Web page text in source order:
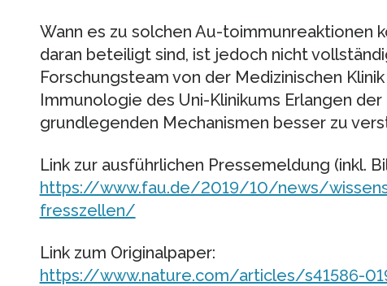
Wann es zu solchen Au-toimmunreaktionen
daran beteiligt sind, ist jedoch nicht
Forschungsteam von der Medizinischen
Immunologie des Uni-Klinikums Erlangen
grundlegenden Mechanismen besser zu
Link zur ausführlichen Pressemeldung (inkl.
https://www.fau.de/2019/10/news/
fresszellen/
Link zum Originalpaper:
https://www.nature.com/articles/s41586-